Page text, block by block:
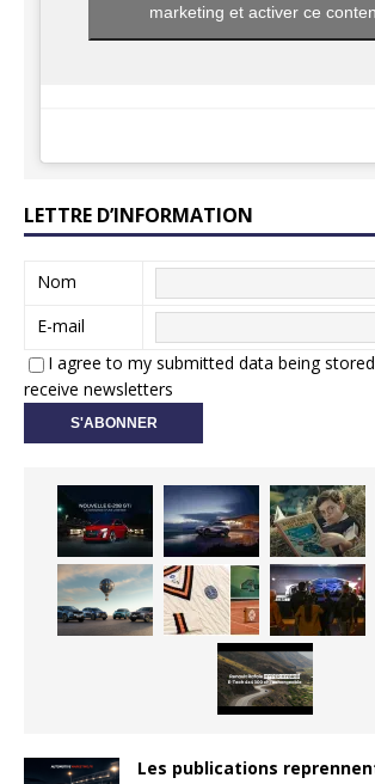
marketing et activer ce
LETTRE D’INFORMATION
Nom
E-mail
I agree to my submitted data being
receive newsletters
Les publications